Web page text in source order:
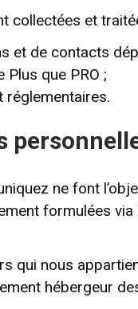
collectées et
et de contacts
Plus que PRO ;
réglementaires.
ne font
formulées
qui nous
hébergeur